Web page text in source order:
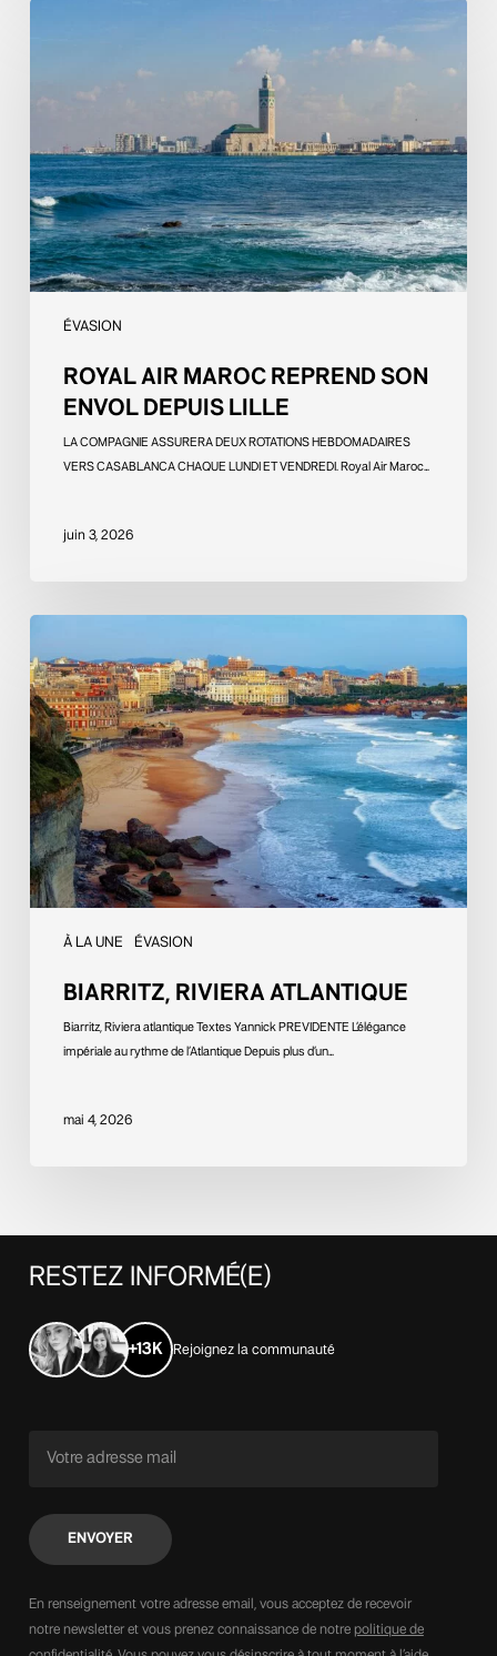
ÉVASION
depuis
Lille
ROYAL AIR MAROC REPREND SON
ENVOL DEPUIS LILLE
LA COMPAGNIE ASSURERA DEUX ROTATIONS HEBDOMADAIRES
VERS CASABLANCA CHAQUE LUNDI ET VENDREDI. Royal Air Maroc…
juin 3, 2026
À LA UNE ÉVASION
atlantique
BIARRITZ, RIVIERA ATLANTIQUE
Biarritz, Riviera atlantique Textes Yannick PREVIDENTE L’élégance
impériale au rythme de l’Atlantique Depuis plus d’un…
mai 4, 2026
RESTEZ INFORMÉ(E)
+13K Rejoignez la communauté
En renseignement votre adresse email, vous acceptez de recevoir
notre newsletter et vous prenez connaissance de notre politique de